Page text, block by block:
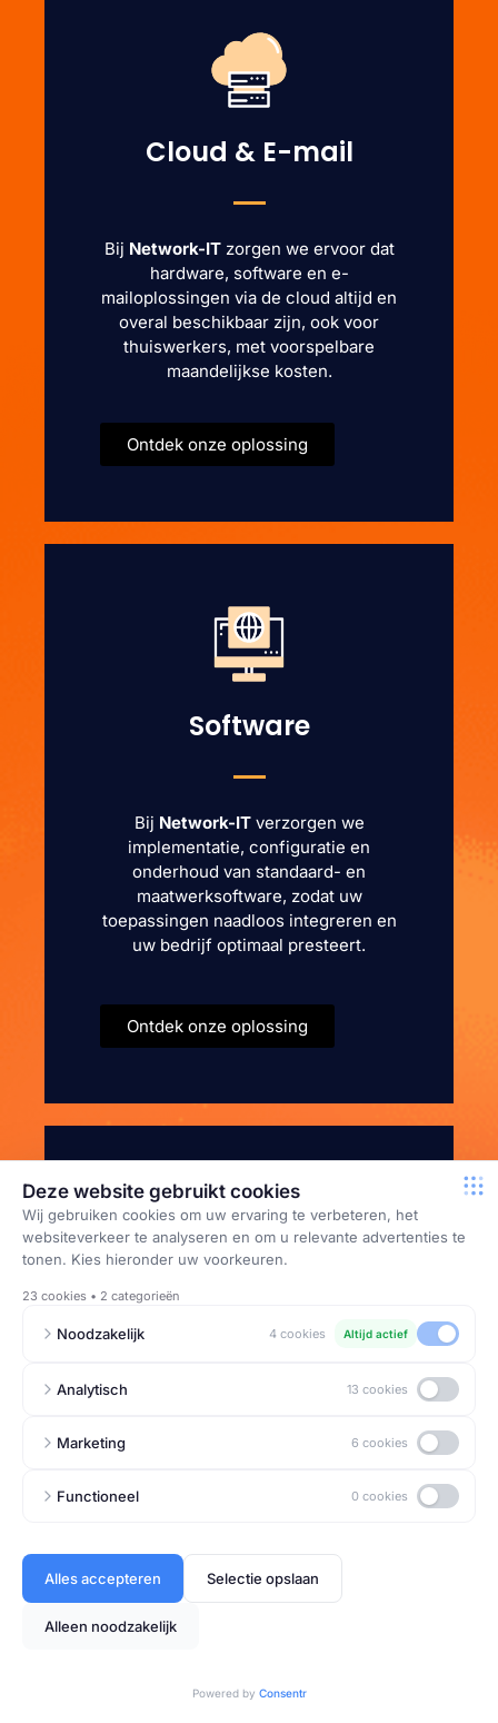
Cloud & E-mail
Bij Network-ITzorgen we ervoor dat
hardware, software en e-
mailoplossingen via de cloud altijd en
overal beschikbaar zijn, ook voor
thuiswerkers, met voorspelbare
maandelijkse kosten.
Ontdek onze oplossing
Software
Bij Network-ITverzorgen we
implementatie, configuratie en
onderhoud van standaard- en
maatwerksoftware, zodat uw
toepassingen naadloos integreren en
uw bedrijf optimaal presteert.
Ontdek onze oplossing
Computers & Servers
servers, zodat uw systemen stabiel,
Ontdek onze oplossing